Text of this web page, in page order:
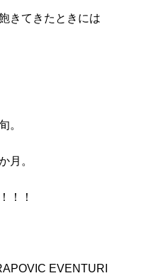
きてきたときには
。
月。
！！